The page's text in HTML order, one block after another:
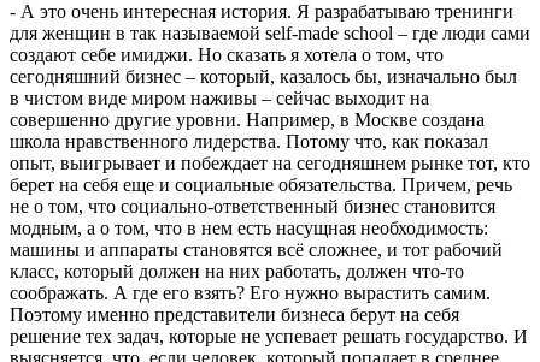
- А это очень интересная история. Я разрабатываю тренинги
для женщин в так называемой self-made school – где люди сами
создают себе имиджи. Но сказать я хотела о том, что
сегодняшний бизнес – который, казалось бы, изначально был
в чистом виде миром наживы – сейчас выходит на
совершенно другие уровни. Например, в Москве создана
школа нравственного лидерства. Потому что, как показал
опыт, выигрывает и побеждает на сегодняшнем рынке тот, кто
берет на себя еще и социальные обязательства. Причем, речь
не о том, что социально-ответственный бизнес становится
модным, а о том, что в нем есть насущная необходимость:
машины и аппараты становятся всё сложнее, и тот рабочий
класс, который должен на них работать, должен что-то
соображать. А где его взять? Его нужно вырастить самим.
Поэтому именно представители бизнеса берут на себя
решение тех задач, которые не успевает решать государство. И